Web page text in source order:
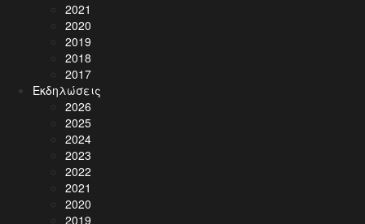
2021
2020
2019
2018
2017
Εκδηλώσεις
2026
2025
2024
2023
2022
2021
2020
2019